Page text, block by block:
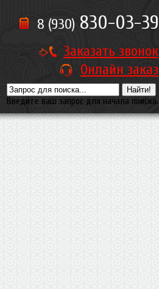
Введите ваш запрос для начала поиска.
8 (930) 830-03-39
Заказать звонок
Онлайн заказ